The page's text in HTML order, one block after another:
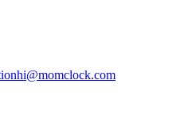
hi@momclock.com